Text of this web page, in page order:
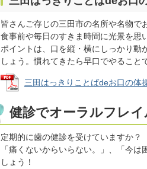
皆さんご存じの三田市の名所や名物で
食事前や毎日のすきま時間に光景を思
ポイントは、口を縦・横にしっかり動
しょう。慣れてきたら早口でやること
三田はっきりことばdeお口の体
健診でオーラルフレイ
定期的に歯の健診を受けていますか？
「痛くないからいらない。」、「今
しょう！